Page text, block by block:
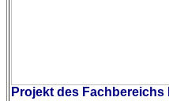
Projekt des Fachbereichs